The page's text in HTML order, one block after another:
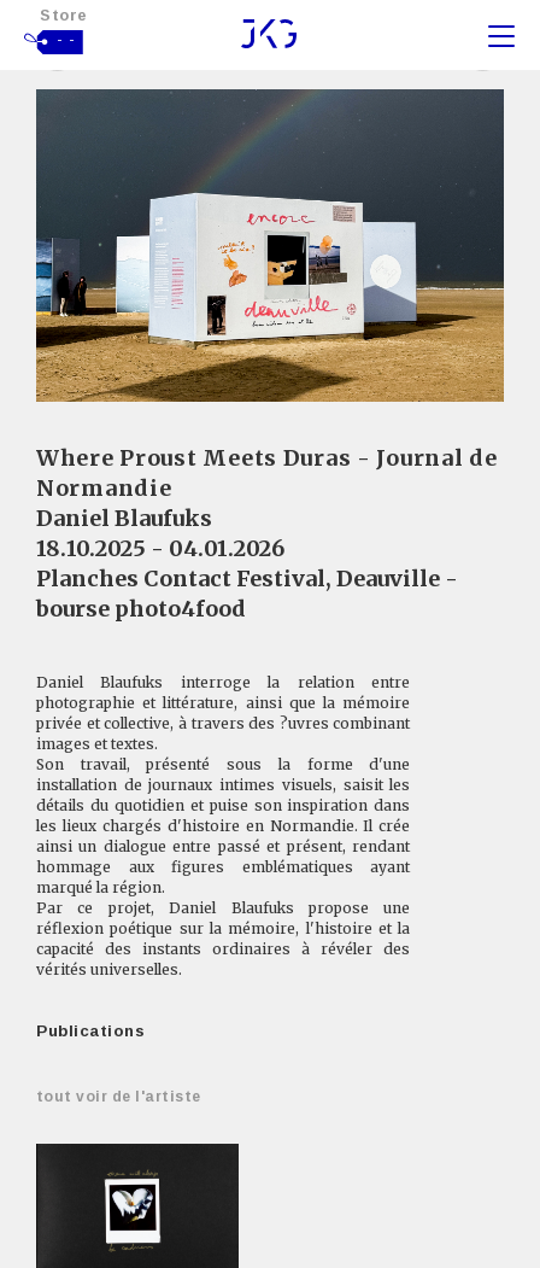
Store
- -
Where Proust Meets Duras - Journal de
Normandie
Daniel Blaufuks
18.10.2025 - 04.01.2026
Planches Contact Festival, Deauville -
bourse photo4food
Daniel Blaufuks interroge la relation entre
photographie et littérature, ainsi que la mémoire
privée et collective, à travers des ?uvres combinant
images et textes.
Son travail, présenté sous la forme d'une
installation de journaux intimes visuels, saisit les
détails du quotidien et puise son inspiration dans
les lieux chargés d'histoire en Normandie. Il crée
ainsi un dialogue entre passé et présent, rendant
hommage aux figures emblématiques ayant
marqué la région.
Par ce projet, Daniel Blaufuks propose une
réflexion poétique sur la mémoire, l'histoire et la
capacité des instants ordinaires à révéler des
vérités universelles.
Publications
tout voir de l'artiste